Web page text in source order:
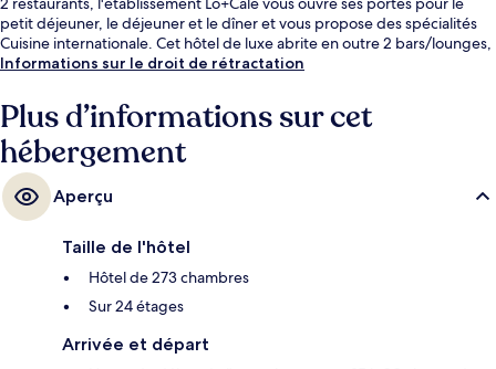
petit déjeuner, le déjeuner et le dîner et vous propose des spécialités
Cuisine internationale. Cet hôtel de luxe abrite en outre 2 bars/lounges,
une piscine extérieure et un bar en bord de piscine. Les autres
attentionné et l'emplacement. Les transports publics se situent à une
courte distance à pied : Station de tramway Dubai Marina Mall est à 6
min et Arrêt de tram Jumeirah Beach Residence 1, à 12 min.
Informations sur le droit de rétractation
Plus d’informations sur cet
hébergement
Aperçu
Taille de l'hôtel
Hôtel de 273 chambres
Sur 24 étages
Arrivée et départ